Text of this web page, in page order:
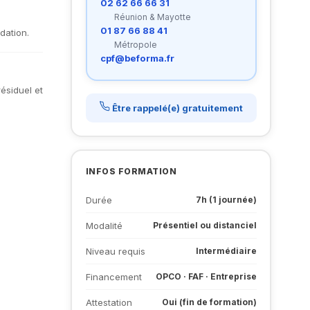
et
02 62 66 66 31
Réunion & Mayotte
01 87 66 88 41
Métropole
cpf@beforma.fr
Être rappelé(e) gratuitement
INFOS FORMATION
Durée 7h (1 journée)
Modalité Présentiel ou distanciel
Niveau requis Intermédiaire
Financement OPCO · FAF · Entreprise
Attestation Oui (fin de formation)